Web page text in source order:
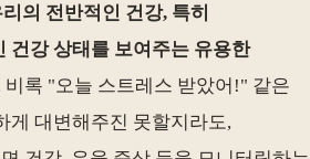
의 전반적인 건강, 특히
건강 상태를 보여주는 유용한
비록 "오늘 스트레스 받았어!" 같은
게 대변해주진 못할지라도,